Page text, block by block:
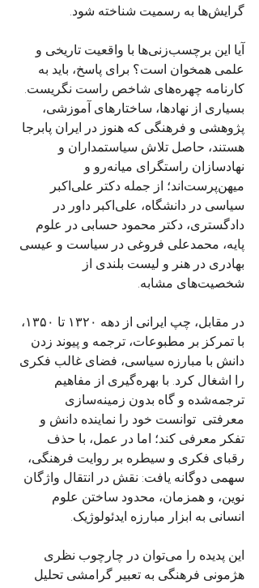
گرایش‌ها به رسمیت شناخته شود.
آیا این برچسب‌زنی‌ها با واقعیت تاریخی و
علمی همخوان است؟ برای پاسخ، باید به
کارنامه چهره‌های شاخص راست نگریست.
بسیاری از نهادها، ساختارهای آموزشی،
پژوهشی و فرهنگی که هنوز در ایران پابرجا
هستند، حاصل تلاش سیاستمداران و
نهادسازان راستگرای میانه‌رو و
میهن‌پرست‌اند؛ از جمله دکتر علی‌اکبر
سیاسی در دانشگاه، علی‌اکبر داور در
دادگستری، دکتر محمود حسابی در علوم
پایه، محمدعلی فروغی در سیاست و عیسی
بهادری در هنر و لیست بلندی از
شخصیت‌های مشابه.
در مقابل، چپ ایرانی از دهه ۱۳۲۰ تا ۱۳۵۰،
با تمرکز بر مطبوعات، ترجمه و پیوند زدن
دانش با مبارزه سیاسی، فضای غالب فکری
را اشغال کرد. با بهره‌گیری از مفاهیم
ترجمه‌شده و گاه بدون زمینه‌سازی
معرفتی  توانست خود را نماینده دانش و
تفکر معرفی کند؛ اما در عمل، با حذف
رقبای فکری و سیطره بر روایت فرهنگی،
سهمی دوگانه یافت: نقش در انتقال واژگان
نوین، و همزمان، محدود ساختن علوم
انسانی به ابزار مبارزه ایدئولوژیک.
این پدیده را می‌توان در چارچوب نظری
هژمونی فرهنگی به تعبیر گرامشی تحلیل